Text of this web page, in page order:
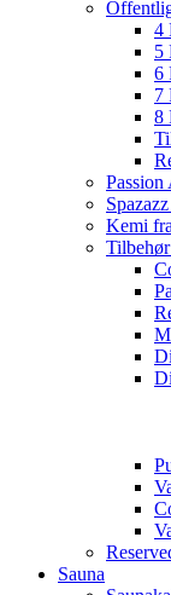
4
5
6
7
8
Kemi
Sauna